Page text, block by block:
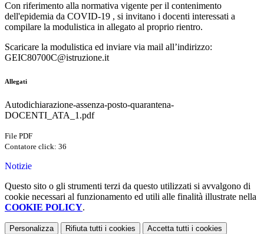
Con riferimento alla normativa vigente per il contenimento
dell'epidemia da COVID-19 , si invitano i docenti interessati a
compilare la modulistica in allegato al proprio rientro.
Scaricare la modulistica ed inviare via mail all’indirizzo:
GEIC80700C@istruzione.it
Allegati
Autodichiarazione-assenza-posto-quarantena-
DOCENTI_ATA_1.pdf
File PDF
Contatore click: 36
Notizie
Questo sito o gli strumenti terzi da questo utilizzati si avvalgono di
cookie necessari al funzionamento ed utili alle finalità illustrate nella
COOKIE POLICY.
Personalizza Rifiuta tutti i cookies Accetta tutti i cookies